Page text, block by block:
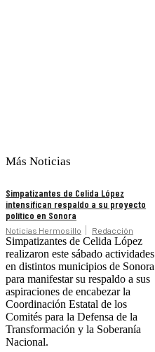
Más Noticias
Simpatizantes de Celida López
intensifican respaldo a su proyecto
político en Sonora
Noticias Hermosillo Redacción
Simpatizantes de Celida López
realizaron este sábado actividades
en distintos municipios de Sonora
para manifestar su respaldo a sus
aspiraciones de encabezar la
Coordinación Estatal de los
Comités para la Defensa de la
Transformación y la Soberanía
Nacional.